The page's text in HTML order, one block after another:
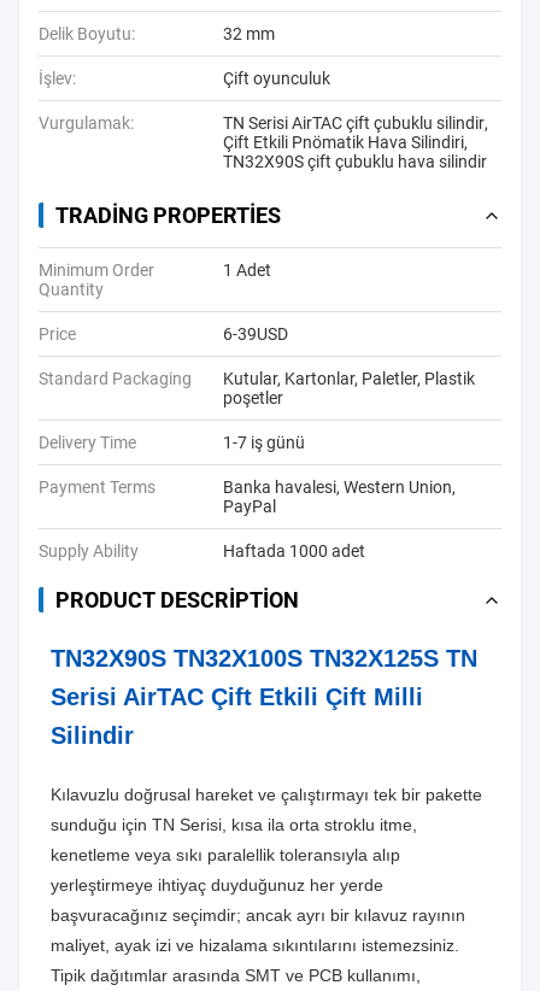
Delik Boyutu: 32 mm
İşlev: Çift oyunculuk
Vurgulamak: TN Serisi AirTAC çift çubuklu silindir,
Çift Etkili Pnömatik Hava Silindiri,
TN32X90S çift çubuklu hava silindir
TRADING PROPERTIES
Minimum Order
Quantity
1 Adet
Price 6-39USD
Standard Packaging
Kutular, Kartonlar, Paletler, Plastik
poşetler
Delivery Time 1-7 iş günü
Payment Terms
Banka havalesi, Western Union,
PayPal
Supply Ability Haftada 1000 adet
PRODUCT DESCRIPTION
TN32X90S TN32X100S TN32X125S TN
Serisi AirTAC Çift Etkili Çift Milli
Silindir
Kılavuzlu doğrusal hareket ve çalıştırmayı tek bir pakette
sunduğu için TN Serisi, kısa ila orta stroklu itme,
kenetleme veya sıkı paralellik toleransıyla alıp
yerleştirmeye ihtiyaç duyduğunuz her yerde
başvuracağınız seçimdir; ancak ayrı bir kılavuz rayının
maliyet, ayak izi ve hizalama sıkıntılarını istemezsiniz.
Tipik dağıtımlar arasında SMT ve PCB kullanımı,